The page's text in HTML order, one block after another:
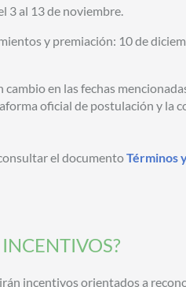
3 al 13 de noviembre.
y premiación: 10 de
cambio en las fechas
oficial de postulación y la
el documentoTérminos
incentivos orientados a